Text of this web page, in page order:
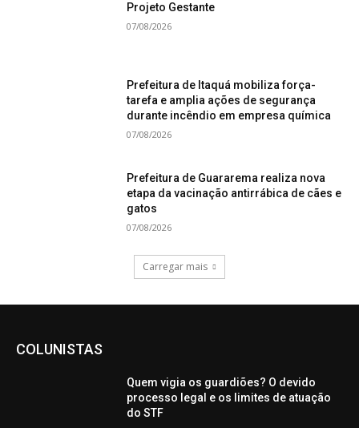
Projeto Gestante
07/08/2026
Prefeitura de Itaquá mobiliza força-
tarefa e amplia ações de segurança
durante incêndio em empresa química
07/08/2026
Prefeitura de Guararema realiza nova
etapa da vacinação antirrábica de cães e
gatos
07/08/2026
Carregar mais
COLUNISTAS
Quem vigia os guardiões? O devido
processo legal e os limites de atuação
do STF